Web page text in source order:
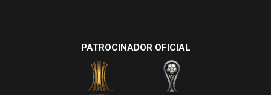
PATROCINADOR OFICIAL